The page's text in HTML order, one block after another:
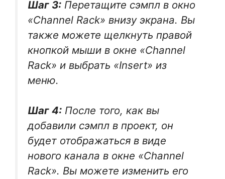
Шаг 3: Перетащите сэмпл в окно
«Channel Rack» внизу экрана. Вы
также можете щелкнуть правой
кнопкой мыши в окне «Channel
Rack» и выбрать «Insert» из
меню.
Шаг 4: После того, как вы
добавили сэмпл в проект, он
будет отображаться в виде
нового канала в окне «Channel
Rack». Вы можете изменить его